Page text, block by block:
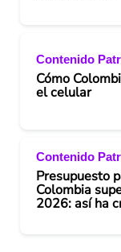
Contenido
Cómo
el celular
Contenido
Presupuesto
Colombia
2026: así ha